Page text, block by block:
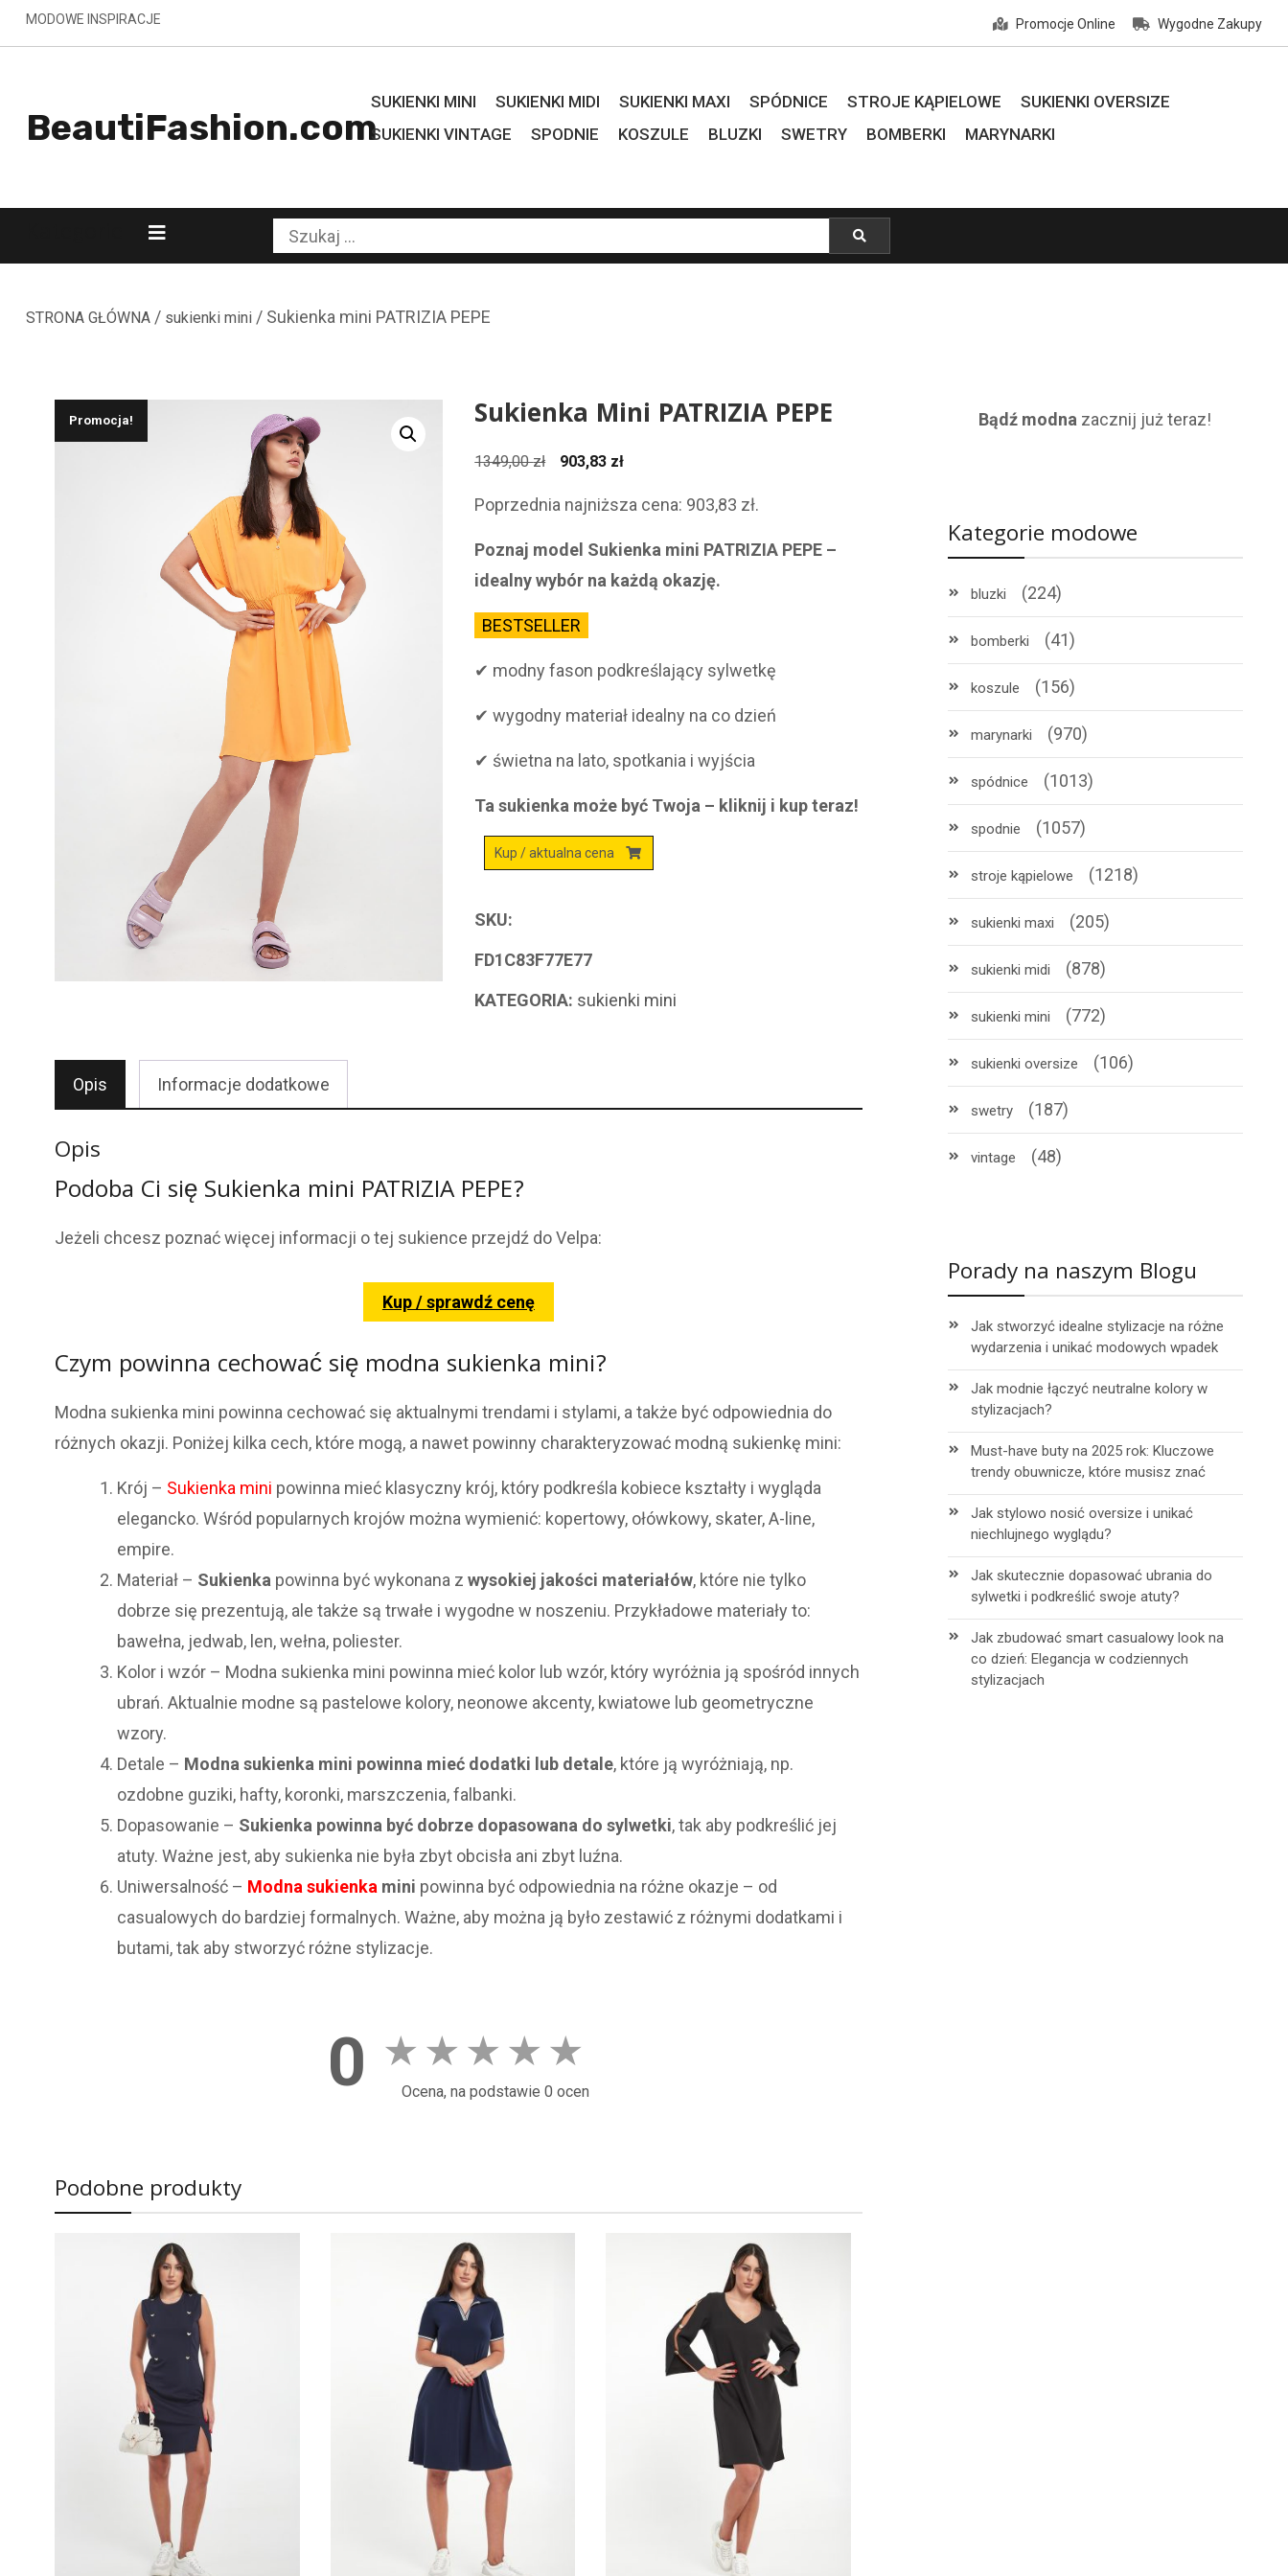
Skip
to
MODOWE INSPIRACJE Promocje Online Wygodne Zakupy
BeautiFashion.com
SUKIENKI MINI SUKIENKI MIDI SUKIENKI MAXI SPÓDNICE STROJE KĄPIELOWE
SUKIENKI OVERSIZE
SUKIENKI VINTAGE
SPODNIE KOSZULE BLUZKI SWETRY BOMBERKI MARYNARKI
Szukaj:
STRONA GŁÓWNA/ sukienki mini/ Sukienka mini PATRIZIA PEPE
Promocja! Sukienka Mini PATRIZIA PEPE
1349,00zł
Pierwotna
wynosiła:
1349,00 zł.
903,83 złAktualna
wynosi:
903,83 zł.
Poprzednia najniższa cena: 903,83 zł.
Poznaj model Sukienka mini PATRIZIA PEPE –
idealny wybór na każdą okazję.
BESTSELLER
✔ modny fason podkreślający sylwetkę
✔ wygodny materiał idealny na co dzień
✔ świetna na lato, spotkania i wyjścia
Ta sukienka może być Twoja – kliknij i kup teraz!
Kup / aktualna cena
SKU:
FD1C83F77E77
KATEGORIA: sukienki mini
Opis Informacje dodatkowe
Opis
Podoba Ci się Sukienka mini PATRIZIA PEPE?
Jeżeli chcesz poznać więcej informacji o tej sukience przejdź do Velpa:
Kup / sprawdź cenę
Czym powinna cechować się modna sukienka mini?
Modna sukienka mini powinna cechować się aktualnymi trendami i stylami, a także być odpowiednia do
różnych okazji. Poniżej kilka cech, które mogą, a nawet powinny charakteryzować modną sukienkę mini:
Krój – Sukienka mini powinna mieć klasyczny krój, który podkreśla kobiece kształty i wygląda
elegancko. Wśród popularnych krojów można wymienić: kopertowy, ołówkowy, skater, A-line,
empire.
Materiał – Sukienka powinna być wykonana z wysokiej jakości materiałów, które nie tylko
dobrze się prezentują, ale także są trwałe i wygodne w noszeniu. Przykładowe materiały to:
bawełna, jedwab, len, wełna, poliester.
Kolor i wzór – Modna sukienka mini powinna mieć kolor lub wzór, który wyróżnia ją spośród innych
ubrań. Aktualnie modne są pastelowe kolory, neonowe akcenty, kwiatowe lub geometryczne
wzory.
Detale – Modna sukienka mini powinna mieć dodatki lub detale, które ją wyróżniają, np.
ozdobne guziki, hafty, koronki, marszczenia, falbanki.
Dopasowanie – Sukienka powinna być dobrze dopasowana do sylwetki, tak aby podkreślić jej
atuty. Ważne jest, aby sukienka nie była zbyt obcisła ani zbyt luźna.
Uniwersalność – Modna sukienka mini powinna być odpowiednia na różne okazje – od
casualowych do bardziej formalnych. Ważne, aby można ją było zestawić z różnymi dodatkami i
butami, tak aby stworzyć różne stylizacje.
0 ★ ★ ★ ★ ★
Ocena, na podstawie 0 ocen
Podobne produkty
Bądź modna zacznij już teraz!
Kategorie modowe
bluzki (224)
bomberki (41)
koszule (156)
marynarki (970)
spódnice (1013)
spodnie (1057)
stroje kąpielowe (1218)
sukienki maxi (205)
sukienki midi (878)
sukienki mini (772)
sukienki oversize (106)
swetry (187)
vintage (48)
Porady na naszym Blogu
Jak stworzyć idealne stylizacje na różne
wydarzenia i unikać modowych wpadek
Jak modnie łączyć neutralne kolory w
stylizacjach?
Must-have buty na 2025 rok: Kluczowe
trendy obuwnicze, które musisz znać
Jak stylowo nosić oversize i unikać
niechlujnego wyglądu?
Jak skutecznie dopasować ubrania do
sylwetki i podkreślić swoje atuty?
Jak zbudować smart casualowy look na
co dzień: Elegancja w codziennych
stylizacjach